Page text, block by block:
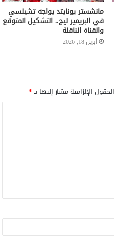
مانشستر يونايتد يواجه تشيلسي
في البريمير ليج.. التشكيل المتوقع
والقناة الناقلة
أبريل 18, 2026
الحقول الإلزامية مشار إليها بـ*